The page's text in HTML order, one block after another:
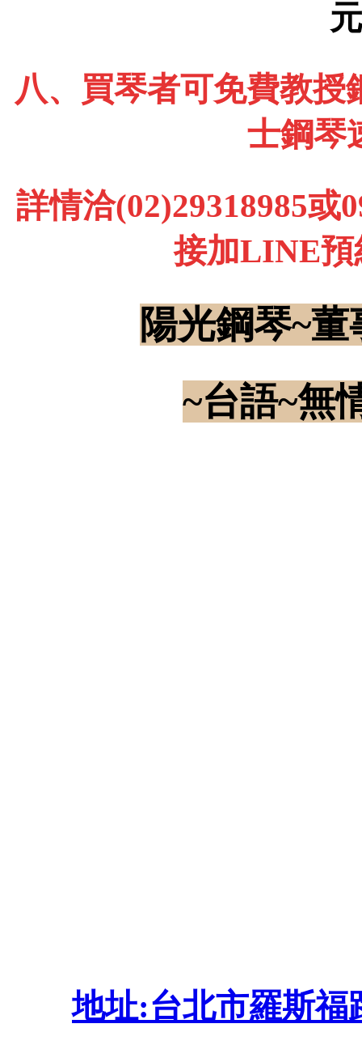
八、買琴者可免費教授
士鋼琴
詳情洽(02)29318985或
接加LINE預
陽光鋼琴~
~台語~無
地址:台北市羅斯福